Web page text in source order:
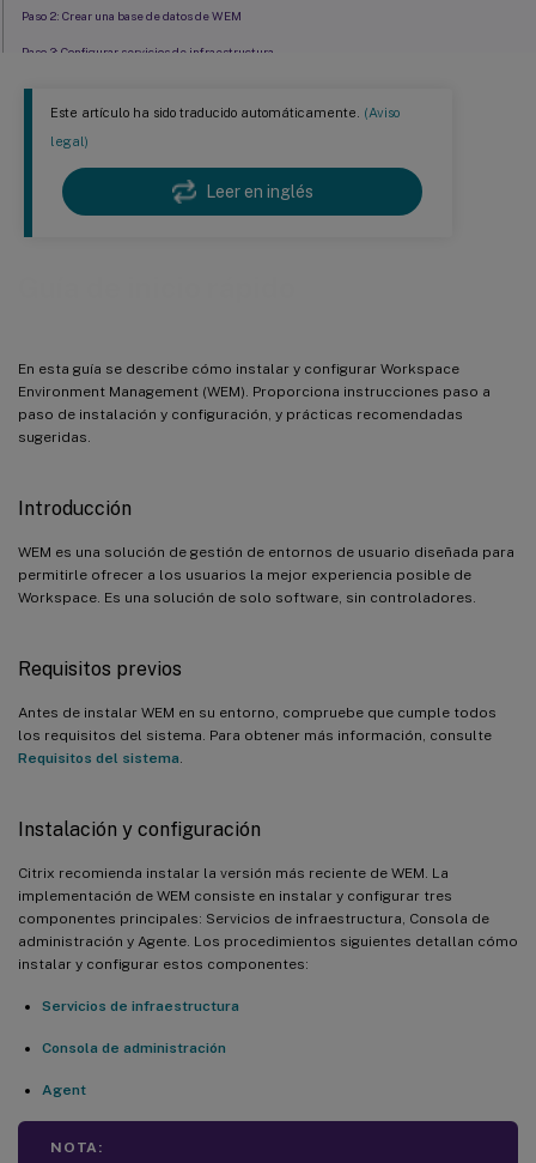
Este artículo ha sido traducido automáticamente. (Aviso
legal)
Leer en inglés
En esta guía se describe cómo instalar y configurar Workspace
Environment Management (WEM). Proporciona instrucciones paso a
paso de instalación y configuración, y prácticas recomendadas
sugeridas.
Introducción
WEM es una solución de gestión de entornos de usuario diseñada para
permitirle ofrecer a los usuarios la mejor experiencia posible de
Workspace. Es una solución de solo software, sin controladores.
Requisitos previos
Antes de instalar WEM en su entorno, compruebe que cumple todos
los requisitos del sistema. Para obtener más información, consulte
Requisitos del sistema
Instalación y configuración
Citrix recomienda instalar la versión más reciente de WEM. La
implementación de WEM consiste en instalar y configurar tres
componentes principales: Servicios de infraestructura, Consola de
administración y Agente. Los procedimientos siguientes detallan cómo
instalar y configurar estos componentes:
Servicios de infraestructura
Consola de administración
Agent
NOTA:
Paso 2: Crear una base de datos de WEM
Paso 3: Configurar servicios de infraestructura
Paso 4: Instalar la consola de administración
Paso 7: Instalar el agente